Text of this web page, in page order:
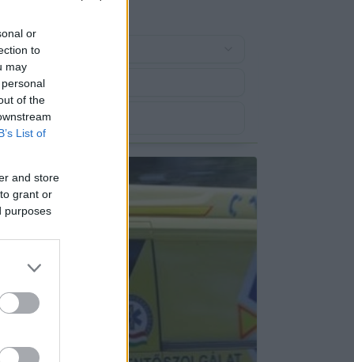
or
to
may
of the
List of
and store
grant or
purposes